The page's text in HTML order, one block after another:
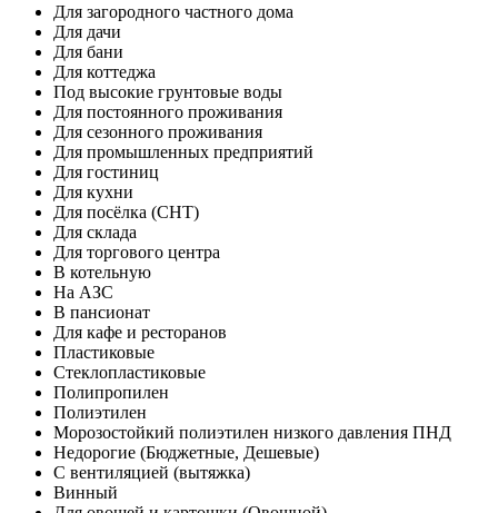
Для загородного частного дома
Для дачи
Для бани
Для коттеджа
Под высокие грунтовые воды
Для постоянного проживания
Для сезонного проживания
Для промышленных предприятий
Для гостиниц
Для кухни
Для посёлка (СНТ)
Для склада
Для торгового центра
В котельную
На АЗС
В пансионат
Для кафе и ресторанов
Пластиковые
Стеклопластиковые
Полипропилен
Полиэтилен
Морозостойкий полиэтилен низкого давления ПНД
Недорогие (Бюджетные, Дешевые)
С вентиляцией (вытяжка)
Винный